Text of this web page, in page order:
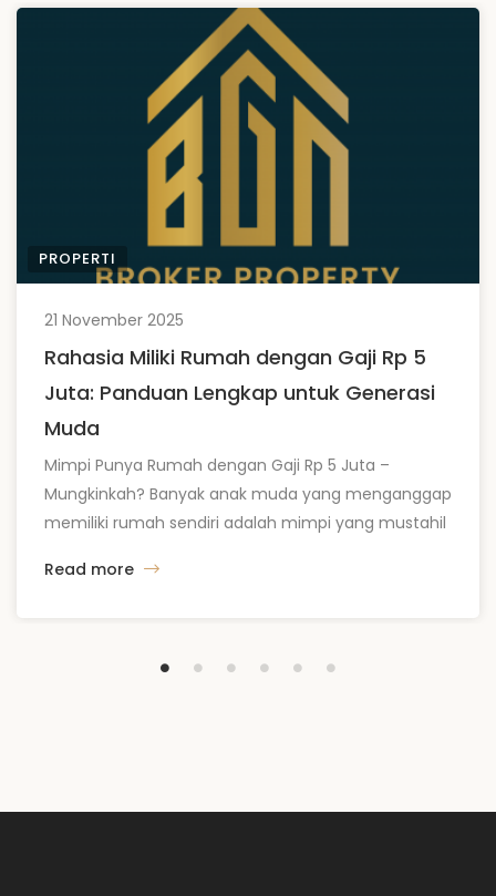
PROPERTI
21 November 2025
Rahasia Miliki Rumah dengan Gaji Rp 5
Juta: Panduan Lengkap untuk Generasi
Muda
Mimpi Punya Rumah dengan Gaji Rp 5 Juta –
Mungkinkah? Banyak anak muda yang menganggap
memiliki rumah sendiri adalah mimpi yang mustahil
Faktanya, di tahun 2025, dengan perencanaan yang
pada besarnya penghasilan, […]
Read more